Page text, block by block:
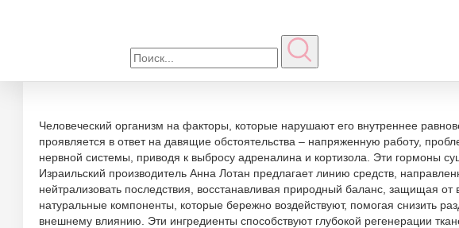
Влияние
Человеческий организм на факторы, которые нарушают его внутреннее
проявляется в ответ на давящие обстоятельства – напряженную работу,
нервной системы, приводя к выбросу адреналина и кортизола. Эти гормоны
Израильский производитель Анна Лотан предлагает линию средств,
нейтрализовать последствия, восстанавливая природный баланс, защищая
натуральные компоненты, которые бережно воздействуют, помогая снизить
внешнему влиянию. Эти ингредиенты способствуют глубокой регенерации